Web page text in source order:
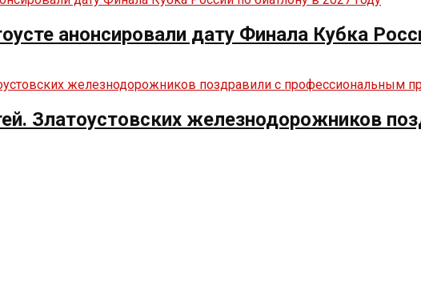
анонсировали дату Финала Кубка
Златоустовских железнодорожников